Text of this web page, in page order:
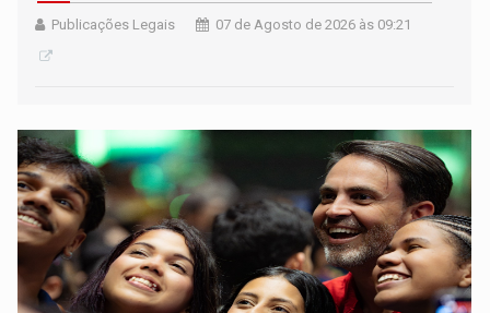
Publicações Legais 07 de Agosto de 2026 às 09:21